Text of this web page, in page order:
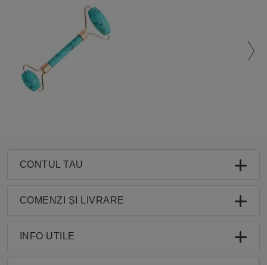
CONTUL TAU
COMENZI ȘI LIVRARE
INFO UTILE